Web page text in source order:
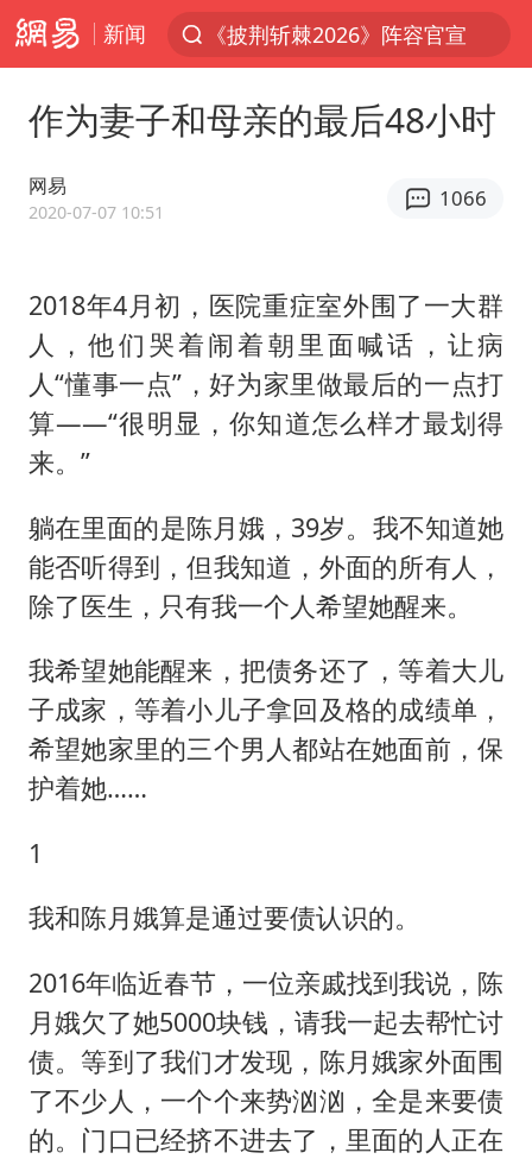
新闻
《披荆斩棘2026》阵容官宣
白海豚对华东华北影响会大于巴威
以拒绝“和平委员会”的加沙和平计划
独闯南太行的失联女生最后轨迹已确认
美将每月供乌爱国者拦截导弹
全球最大级别运输船通过长江大桥
央视新主播李秋莹母校发文祝贺
国足U17与阿森纳决赛取消 并列冠军
香港刷新1884年以来最高气温纪录
上海全力守护市民“菜篮子”
暑期研学游升温 在旅途中增长知识
猫咪过火把节被抹成黑猫
宝妈给四胞胎取名平安喜乐
作为妻子和母亲的最后48小时
网易
2020-07-07 10:51
1066
2018年4月初，医院重症室外围了一大群
人，他们哭着闹着朝里面喊话，让病
人“懂事一点”，好为家里做最后的一点打
算——“很明显，你知道怎么样才最划得
来。”
躺在里面的是陈月娥，39岁。我不知道她
能否听得到，但我知道，外面的所有人，
除了医生，只有我一个人希望她醒来。
我希望她能醒来，把债务还了，等着大儿
子成家，等着小儿子拿回及格的成绩单，
希望她家里的三个男人都站在她面前，保
护着她……
1
我和陈月娥算是通过要债认识的。
2016年临近春节，一位亲戚找到我说，陈
月娥欠了她5000块钱，请我一起去帮忙讨
债。等到了我们才发现，陈月娥家外面围
了不少人，一个个来势汹汹，全是来要债
的。门口已经挤不进去了，里面的人正在